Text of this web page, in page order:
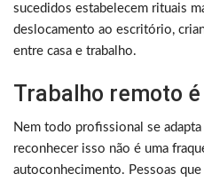
sucedidos estabelecem rituais
deslocamento ao escritório,
entre casa e trabalho.
Trabalho remoto
Nem todo profissional se
reconhecer isso não é uma
autoconhecimento. Pessoas